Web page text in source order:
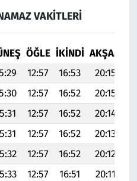
VAKITLERI
ÖĞLE İKINDI AKŞAM
12:57 16:53 20:15
12:57 16:52 20:15
12:57 16:52 20:14
12:57 16:52 20:13
12:57 16:52 20:12
12:57 16:51 20:11